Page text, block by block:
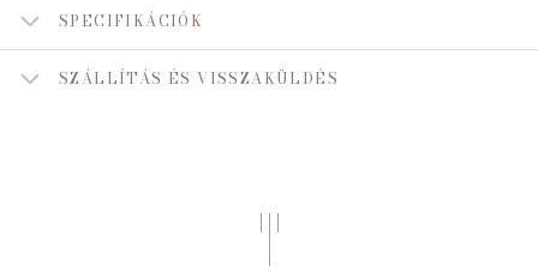
SPECIFIKÁCIÓK
SZÁLLÍTÁS ÉS VISSZAKÜLDÉS